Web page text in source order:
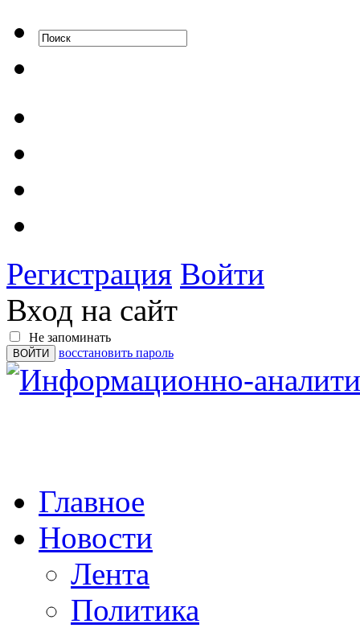
Регистрация Войти
Вход на сайт
Не запоминать
восстановить пароль
Главное
Новости
Лента
Политика